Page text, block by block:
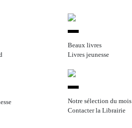
Beaux livres
Livres jeunesse
Notre sélection du mois
Contacter la Librairie